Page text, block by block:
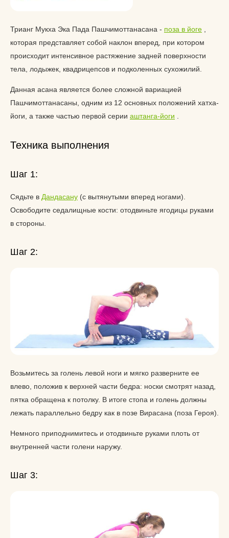
Трианг Мукха Эка Пада Пашчимоттанасана - поза в йоге
которая представляет собой наклон вперед, при котором
происходит интенсивное растяжение задней поверхности
тела, лодыжек, квадрицепсов и подколенных сухожилий.
Данная асана является более сложной вариацией
Пашчимоттанасаны, одним из 12 основных положений хатха-
йоги, а также частью первой серии аштанга-йоги
Техника выполнения
Шаг 1:
Сядьте в Дандасану (с вытянутыми вперед ногами).
Освободите седалищные кости: отодвиньте ягодицы руками
в стороны.
Шаг 2:
Возьмитесь за голень левой ноги и мягко разверните ее
влево, положив к верхней части бедра: носки смотрят назад,
пятка обращена к потолку. В итоге стопа и голень должны
лежать параллельно бедру как в позе Вирасана (поза Героя).
Немного приподнимитесь и отодвиньте руками плоть от
внутренней части голени наружу.
Шаг 3: